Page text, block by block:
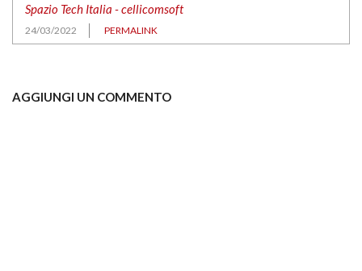
Spazio Tech Italia - cellicomsoft
24/03/2022 PERMALINK
AGGIUNGI UN COMMENTO